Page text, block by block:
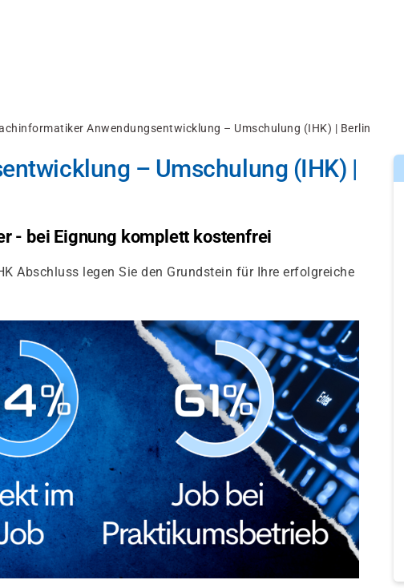
Anwendungsentwicklung – Umschulung (IHK) | Berlin
– Umschulung (IHK) |
- bei Eignung komplett kostenfrei
Abschluss legen Sie den Grundstein für Ihre erfolgreiche